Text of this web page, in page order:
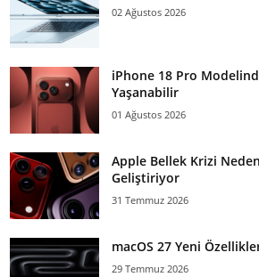
02 Ağustos 2026
iPhone 18 Pro
Yaşanabilir
01 Ağustos 2026
Apple Bellek Krizi
Geliştiriyor
31 Temmuz 2026
macOS 27 Yeni
29 Temmuz 2026